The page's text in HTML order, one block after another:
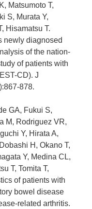
Matsumoto T,
S, Murata Y,
Hisamatsu T.
newly diagnosed
of the nation-
of patients with
CD). J
878.
GA, Fukui S,
M, Rodriguez VR,
Y, Hirata A,
H, Okano T,
Y, Medina CL,
T, Tomita T,
of patients with
bowel disease
related arthritis.